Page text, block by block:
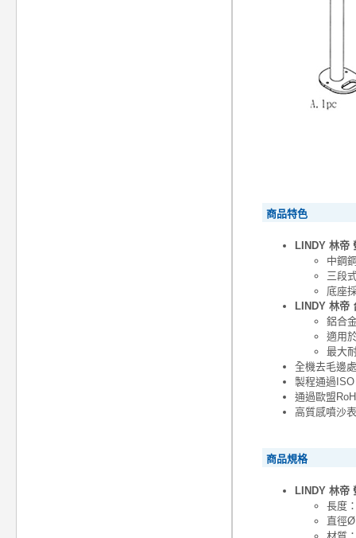
商品特色
LINDY 林帝
中鋼
三段
底座
LINDY 林帝
鋁合
適用
最大
全機去毛邊
製程通過
通過歐盟
高質感噴沙
商品規格
LINDY 林帝
長度
直徑